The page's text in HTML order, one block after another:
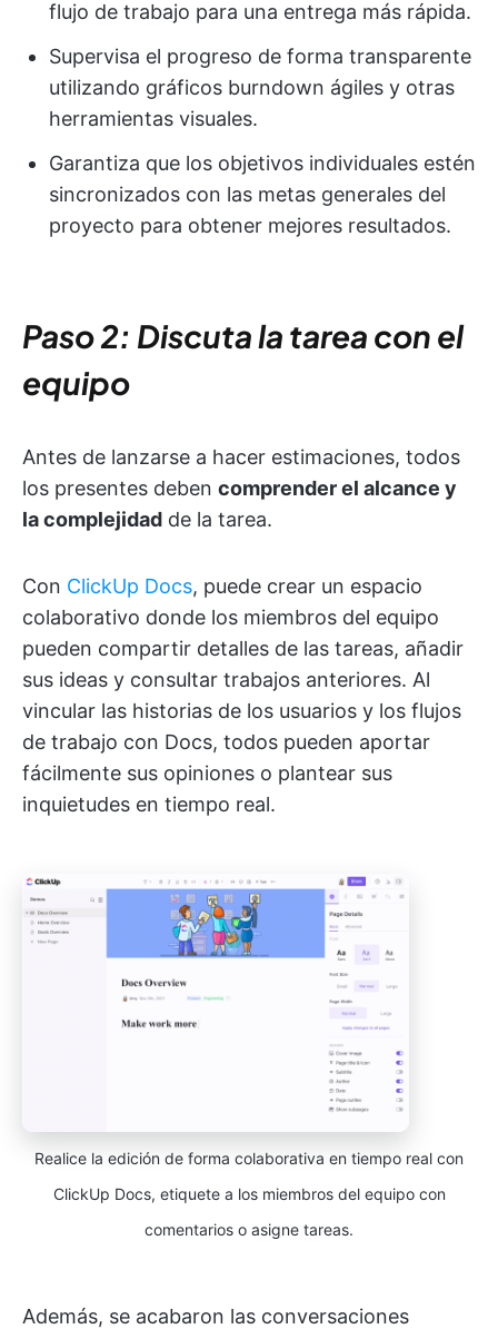
flujo de trabajo para una entrega más rápida.
Supervisa el progreso de forma transparente
utilizando gráficos burndown ágiles y otras
herramientas visuales.
Garantiza que los objetivos individuales estén
sincronizados con las metas generales del
proyecto para obtener mejores resultados.
Paso 2: Discuta la tarea con el
equipo
Antes de lanzarse a hacer estimaciones, todos
los presentes deben comprender el alcance y
la complejidad de la tarea.
Con ClickUp Docs, puede crear un espacio
colaborativo donde los miembros del equipo
pueden compartir detalles de las tareas, añadir
sus ideas y consultar trabajos anteriores. Al
vincular las historias de los usuarios y los flujos
de trabajo con Docs, todos pueden aportar
fácilmente sus opiniones o plantear sus
inquietudes en tiempo real.
Realice la edición de forma colaborativa en tiempo real con
ClickUp Docs, etiquete a los miembros del equipo con
comentarios o asigne tareas.
Además, se acabaron las conversaciones